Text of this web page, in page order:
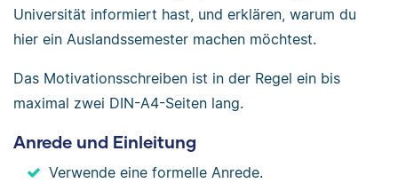
Universität informiert hast, und erklären, warum du
hier ein Auslandssemester machen möchtest.
Das Motivationsschreiben ist in der Regel ein bis
maximal zwei DIN-A4-Seiten lang.
Anrede und Einleitung
Verwende eine formelle Anrede.